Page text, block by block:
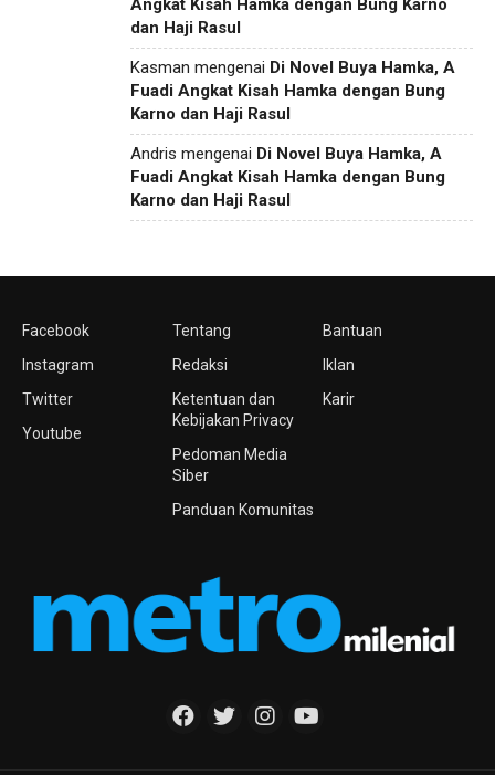
Angkat Kisah Hamka dengan Bung Karno
dan Haji Rasul
Kasman mengenai Di Novel Buya Hamka, A
Fuadi Angkat Kisah Hamka dengan Bung
Karno dan Haji Rasul
Andris mengenai Di Novel Buya Hamka, A
Fuadi Angkat Kisah Hamka dengan Bung
Karno dan Haji Rasul
Facebook
Instagram
Twitter
Youtube
Tentang
Redaksi
Ketentuan dan
Kebijakan Privacy
Pedoman Media
Siber
Panduan Komunitas
Bantuan
Iklan
Karir